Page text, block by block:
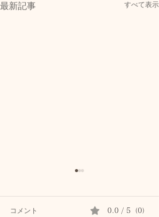
最新記事 すべて表示
コメント 0.0 / 5（0）